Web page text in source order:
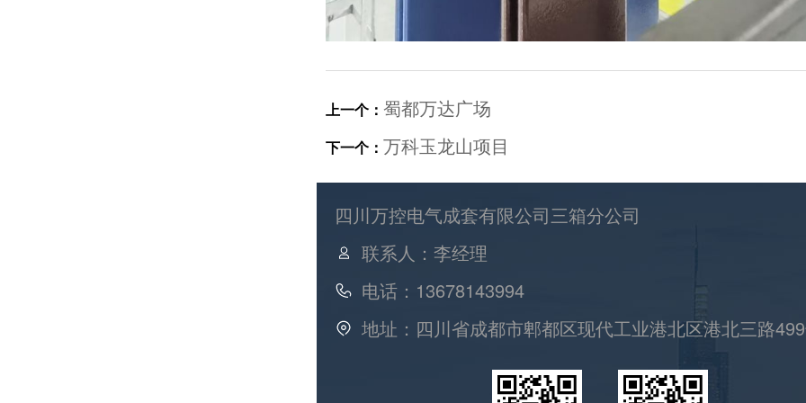
上一个： 蜀都万达广场
下一个： 万科玉龙山项目
四川万控电气成套有限公司三箱分公司
联系人：李经理
电话：13678143994
地址：四川省成都市郫都区现代工业港北区港北三路